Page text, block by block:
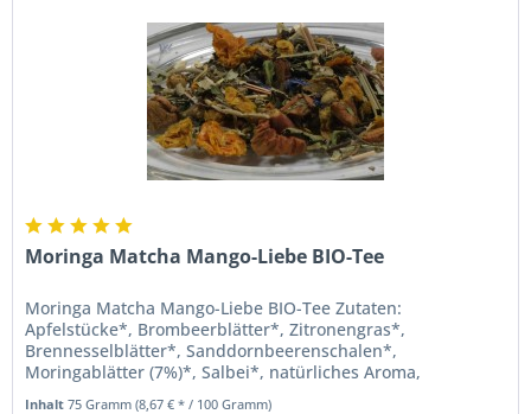
Moringa Matcha Mango-Liebe BIO-Tee
Moringa Matcha Mango-Liebe BIO-Tee Zutaten:
Apfelstücke*, Brombeerblätter*, Zitronengras*,
Brennesselblätter*, Sanddornbeerenschalen*,
Moringablätter (7%)*, Salbei*, natürliches Aroma,
Inhalt75 Gramm(8,67 € * / 100 Gramm)